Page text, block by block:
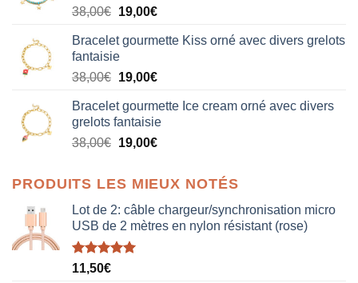
38,00€ Le
initial
était :
38,00€.
19,00€Le
actuel
19,00€.
Bracelet gourmette Kiss orné avec divers grelots
fantaisie
38,00€ Le
initial
était :
38,00€.
19,00€Le
actuel
est :
19,00€.
Bracelet gourmette Ice cream orné avec divers
grelots fantaisie
38,00€ Le
était :
38,00€.
19,00€Le
est :
19,00€.
PRODUITS LES MIEUX NOTÉS
Lot de 2: câble chargeur/synchronisation micro
USB de 2 mètres en nylon résistant (rose)
Note5.00
11,50€